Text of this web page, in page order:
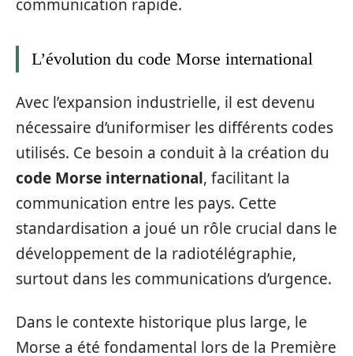
communication rapide.
L’évolution du code Morse international
Avec l’expansion industrielle, il est devenu
nécessaire d’uniformiser les différents codes
utilisés. Ce besoin a conduit à la création du
code Morse international, facilitant la
communication entre les pays. Cette
standardisation a joué un rôle crucial dans le
développement de la radiotélégraphie,
surtout dans les communications d’urgence.
Dans le contexte historique plus large, le
Morse a été fondamental lors de la Première